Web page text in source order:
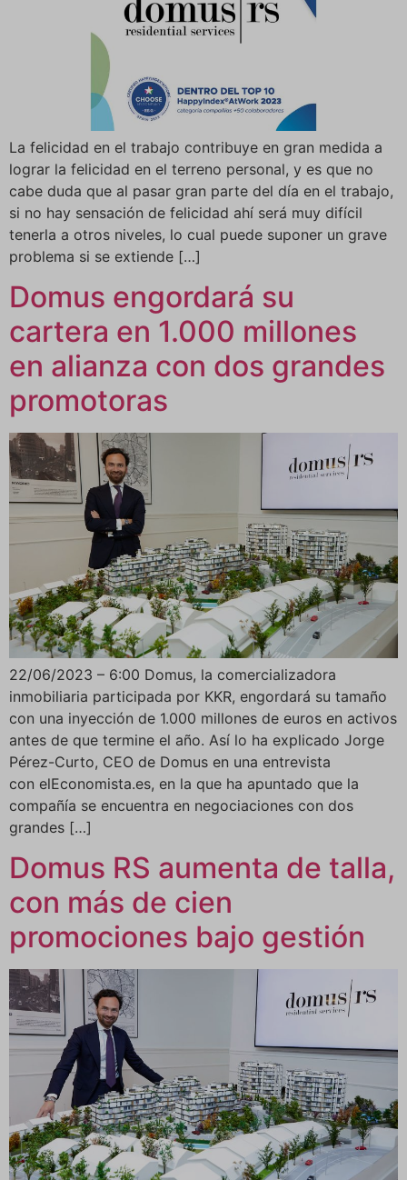
La felicidad en el trabajo contribuye en gran medida a
lograr la felicidad en el terreno personal, y es que no
cabe duda que al pasar gran parte del día en el trabajo,
si no hay sensación de felicidad ahí será muy difícil
tenerla a otros niveles, lo cual puede suponer un grave
problema si se extiende […]
Domus engordará su
cartera en 1.000 millones
en alianza con dos grandes
promotoras
22/06/2023 – 6:00 Domus, la comercializadora
inmobiliaria participada por KKR, engordará su tamaño
con una inyección de 1.000 millones de euros en activos
antes de que termine el año. Así lo ha explicado Jorge
Pérez-Curto, CEO de Domus en una entrevista
con elEconomista.es, en la que ha apuntado que la
compañía se encuentra en negociaciones con dos
grandes […]
Domus RS aumenta de talla,
con más de cien
promociones bajo gestión